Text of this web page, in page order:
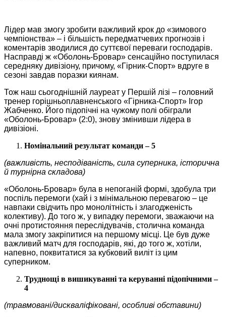
Лідер мав змогу зробити важливий крок до «зимового
чемпіонства» – і більшість передматчевих прогнозів і
коментарів зводилися до суттєвої переваги господарів.
Насправді ж «Оболонь-Бровар» сенсаційно поступилася
середняку дивізіону, причому, «Гірник-Спорт» вдруге в
сезоні завдав поразки киянам.
Тож наш сьогоднішній лауреат у Першій лізі – головний
тренер горішньоплавненського «Гірника-Спорт» Ігор
Жабченко. Його підопічні на чужому полі обіграли
«Оболонь-Бровар» (2:0), знову змінивши лідера в
дивізіоні.
Номінальний результат команди – 5
(важливість, несподіваність, сила суперника, історична
й турнірна складова)
«Оболонь-Бровар» була в непоганій формі, здобула три
поспіль перемоги (хай і з мінімальною перевагою – це
навпаки свідчить про монолітність і злагодженість
колективу). До того ж, у випадку перемоги, зважаючи на
очні протистояння переслідувачів, столична команда
мала змогу закріпитися на першому місці. Це був дуже
важливий матч для господарів, які, до того ж, хотіли,
напевно, поквитатися за кубковий виліт із цим
суперником.
Труднощі в вишикуванні та керуванні підопічними –
4
(травмовані/дискваліфіковані, особливі обставини)